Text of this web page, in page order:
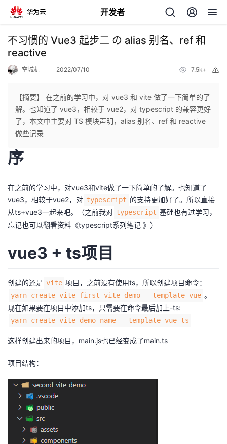
开发者
返
回
个
发
的
博
客
我
的
论
坛
我
的
圈
子
我
的
直
我
的
动
我
关
我
不习惯的 Vue3 起步二 の alias 别名、ref 和
reactive
空城机 2022/07/10 7.5k+
【摘要】 在之前的学习中，对 vue3 和 vite 做了一下简单的了
解。也知道了 vue3，相较于 vue2，对 typescript 的兼容更好
了，本文中主要对 TS 模块声明，alias 别名、ref 和 reactive
做些记录
序
在之前的学习中，对vue3和vite做了一下简单的了解。也知道了
vue3，相较于vue2，对 typescript 的支持更加好了。所以直接
从ts+vue3一起来吧。（之前我对 typescript 基础也有过学习，
忘记也可以翻看资料 《typescript系列笔记 》 ）
vue3 + ts项目
创建的还是 vite 项目，之前没有使用ts，所以创建项目命令：
yarn create vite first-vite-demo --template vue 。
现在如果要在项目中添加ts，只需要在命令最后加上-ts:
yarn create vite demo-name --template vue-ts
这样创建出来的项目，main.js也已经变成了main.ts
项目结构：